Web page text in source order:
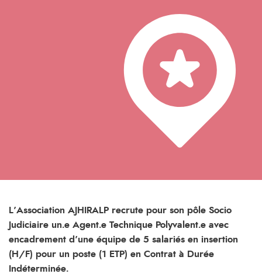
L’Association AJHIRALP recrute pour son pôle Socio
Judiciaire un.e Agent.e Technique Polyvalent.e avec
encadrement d’une équipe de 5 salariés en insertion
(H/F) pour un poste (1 ETP) en Contrat à Durée
Indéterminée.